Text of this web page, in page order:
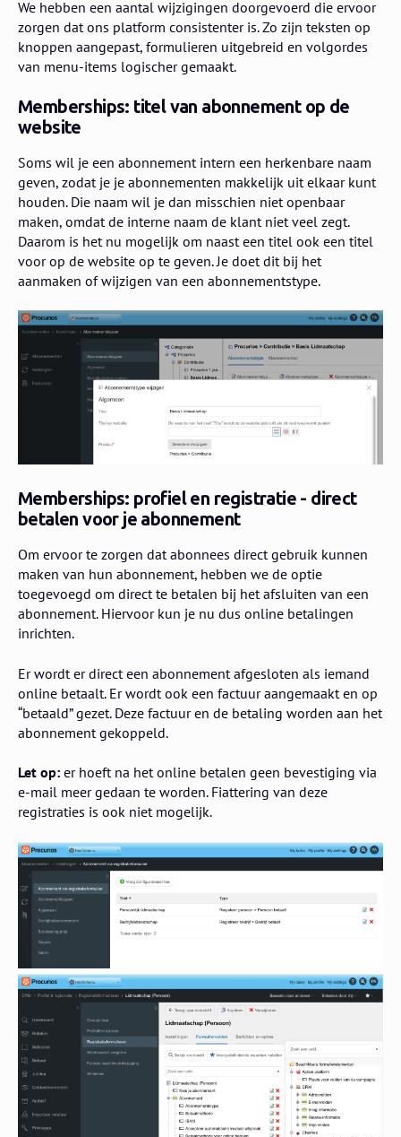
We hebben een aantal wijzigingen doorgevoerd die ervoor
zorgen dat ons platform consistenter is. Zo zijn teksten op
knoppen aangepast, formulieren uitgebreid en volgordes
van menu-items logischer gemaakt.
Memberships: titel van abonnement op de
website
Soms wil je een abonnement intern een herkenbare naam
geven, zodat je je abonnementen makkelijk uit elkaar kunt
houden. Die naam wil je dan misschien niet openbaar
maken, omdat de interne naam de klant niet veel zegt.
Daarom is het nu mogelijk om naast een titel ook een titel
voor op de website op te geven. Je doet dit bij het
aanmaken of wijzigen van een abonnementstype.
Memberships: profiel en registratie - direct
betalen voor je abonnement
Om ervoor te zorgen dat abonnees direct gebruik kunnen
maken van hun abonnement, hebben we de optie
toegevoegd om direct te betalen bij het afsluiten van een
abonnement. Hiervoor kun je nu dus online betalingen
inrichten.
Er wordt er direct een abonnement afgesloten als iemand
online betaalt. Er wordt ook een factuur aangemaakt en op
“betaald” gezet. Deze factuur en de betaling worden aan het
abonnement gekoppeld.
Let op: er hoeft na het online betalen geen bevestiging via
e-mail meer gedaan te worden. Fiattering van deze
registraties is ook niet mogelijk.